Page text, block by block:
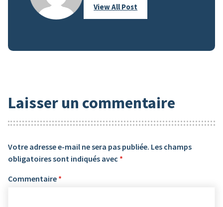
View All Post
Laisser un commentaire
Votre adresse e-mail ne sera pas publiée. Les champs
obligatoires sont indiqués avec *
Commentaire *